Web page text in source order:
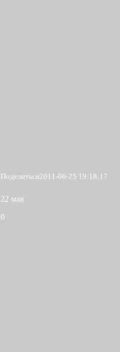
Поделиться2011-06-25 19:18:17
22 мая
0